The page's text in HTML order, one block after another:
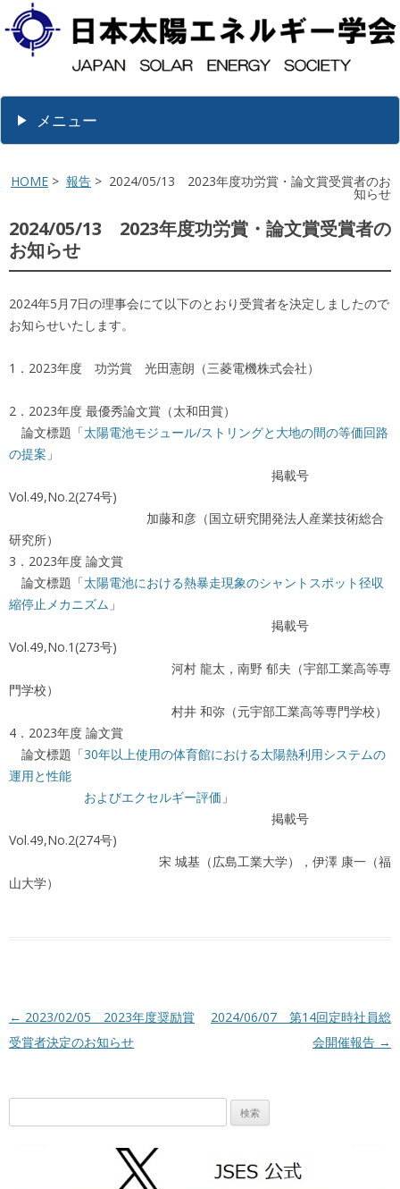
メニュー
HOME > 報告 > 2024/05/13 2023年度功労賞・論文賞受賞者のお
知らせ
2024/05/13 2023年度功労賞・論文賞受賞者の
お知らせ
2024年5月7日の理事会にて以下のとおり受賞者を決定しましたので
お知らせいたします。
1．2023年度 功労賞 光田憲朗（三菱電機株式会社）
2．2023年度 最優秀論文賞（太和田賞）
論文標題「太陽電池モジュール/ストリングと大地の間の等価回路
の提案 」
掲載号
Vol.49,No.2(274号)
加藤和彦（国立研究開発法人産業技術総合
研究所）
3．2023年度 論文賞
論文標題「太陽電池における熱暴走現象のシャントスポット径収
縮停止メカニズム 」
掲載号
Vol.49,No.1(273号)
河村 龍太，南野 郁夫（宇部工業高等専
門学校）
村井 和弥（元宇部工業高等専門学校）
4．2023年度 論文賞
論文標題「30年以上使用の体育館における太陽熱利用システムの
運用と性能
およびエクセルギー評価 」
掲載号
Vol.49,No.2(274号)
宋 城基（広島工業大学），伊澤 康一（福
山大学）
投稿ナビゲーション
← 2023/02/05 2023年度奨励賞
受賞者決定のお知らせ
2024/06/07 第14回定時社員総
会開催報告 →
索: